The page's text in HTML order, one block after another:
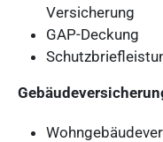
Versicherung
GAP-Deckung